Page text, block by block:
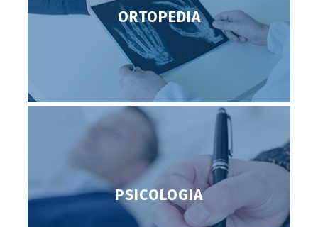
ORTOPEDIA
PSICOLOGIA